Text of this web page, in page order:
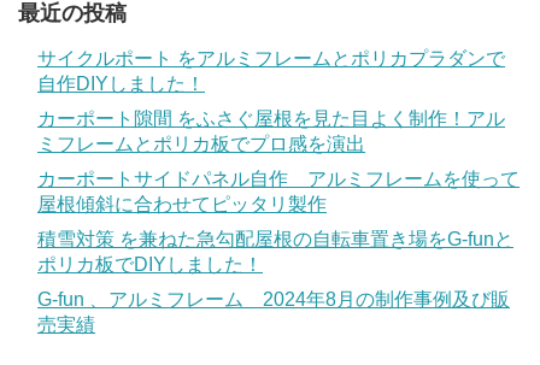
最近の投稿
サイクルポート をアルミフレームとポリカプラダンで
自作DIYしました！
カーポート隙間 をふさぐ屋根を見た目よく制作！アル
ミフレームとポリカ板でプロ感を演出
カーポートサイドパネル自作 アルミフレームを使って
屋根傾斜に合わせてピッタリ製作
積雪対策 を兼ねた急勾配屋根の自転車置き場をG-funと
ポリカ板でDIYしました！
G-fun 、アルミフレーム 2024年8月の制作事例及び販
売実績